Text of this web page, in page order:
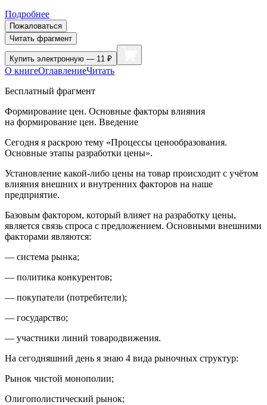
Подробнее
Пожаловаться
Читать фрагмент
Купить электронную — 11 ₽
О книгеОглавлениеЧитать
Бесплатный фрагмент
Формирование цен. Основные факторы влияния
на формирование цен. Введение
Сегодня я раскрою тему «Процессы ценообразования.
Основные этапы разработки цены».
Установление какой-либо цены на товар происходит с учётом
влияния внешних и внутренних факторов на наше
предприятие.
Базовым фактором, который влияет на разработку цены,
является связь спроса с предложением. Основными внешними
факторами являются:
— система рынка;
— политика конкурентов;
— покупатели (потребители);
— государство;
— участники линий товародвижения.
На сегодняшний день я знаю 4 вида рыночных структур:
Рынок чистой монополии;
Олигополистический рынок;